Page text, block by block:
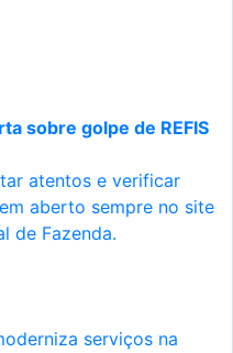
sobre golpe de REFIS
atentos e verificar
aberto sempre no site
de Fazenda.
serviços na